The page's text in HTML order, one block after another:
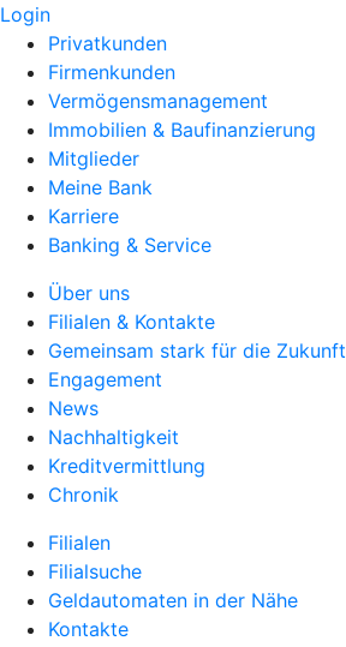
Login
Privatkunden
Firmenkunden
Vermögensmanagement
Immobilien & Baufinanzierung
Mitglieder
Meine Bank
Karriere
Banking & Service
Über uns
Filialen & Kontakte
Gemeinsam stark für die Zukunft
Engagement
News
Nachhaltigkeit
Kreditvermittlung
Chronik
Filialen
Filialsuche
Geldautomaten in der Nähe
Kontakte